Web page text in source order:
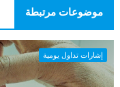
موضوعات مرتبطة
إشارات تداول يومية